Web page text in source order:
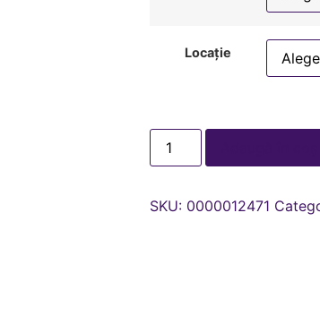
Locație
SKU: 0000012471